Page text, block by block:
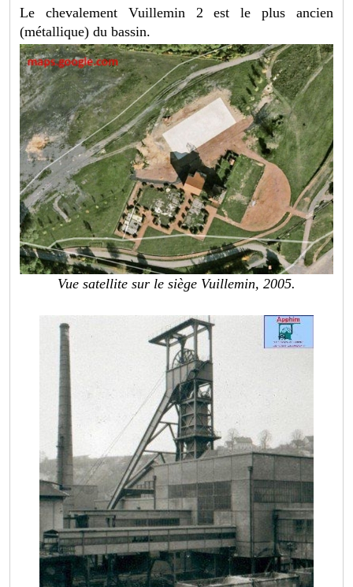
Le chevalement Vuillemin 2 est le plus ancien
(métallique) du bassin.
Vue satellite sur le siège Vuillemin, 2005.